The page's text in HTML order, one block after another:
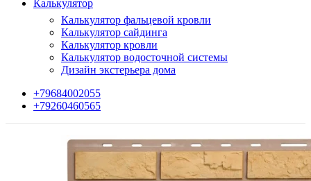
Калькулятор
Калькулятор фальцевой кровли
Калькулятор сайдинга
Калькулятор кровли
Калькулятор водосточной системы
Дизайн экстерьера дома
+79684002055
+79260460565